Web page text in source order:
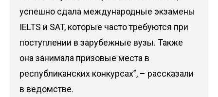
успешно сдала международные экзамены
IELTS и SAT, которые часто требуются при
поступлении в зарубежные вузы. Также
она занимала призовые места в
республиканских конкурсах”, – рассказали
в ведомстве.